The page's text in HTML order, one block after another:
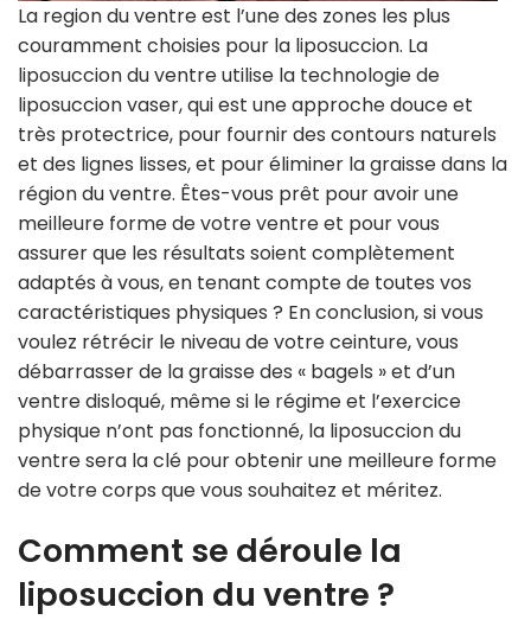
La region du ventre est l’une des zones les plus
couramment choisies pour la liposuccion. La
liposuccion du ventre utilise la technologie de
liposuccion vaser, qui est une approche douce et
très protectrice, pour fournir des contours naturels
et des lignes lisses, et pour éliminer la graisse dans la
région du ventre. Êtes-vous prêt pour avoir une
meilleure forme de votre ventre et pour vous
assurer que les résultats soient complètement
adaptés à vous, en tenant compte de toutes vos
caractéristiques physiques ? En conclusion, si vous
voulez rétrécir le niveau de votre ceinture, vous
débarrasser de la graisse des « bagels » et d’un
ventre disloqué, même si le régime et l’exercice
physique n’ont pas fonctionné, la liposuccion du
ventre sera la clé pour obtenir une meilleure forme
de votre corps que vous souhaitez et méritez.
Comment se déroule la
liposuccion du ventre ?